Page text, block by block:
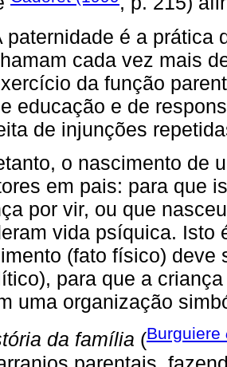
paternidade é a prática
cada vez mais
da função
educação e de
de injunções
o nascimento de
em pais: para que
por vir, ou que
vida psíquica. Isto
(fato físico) deve
para que a
uma organização
da família (Burguiere